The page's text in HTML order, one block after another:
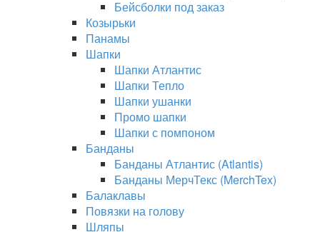
Бейсболки под заказ
Козырьки
Панамы
Шапки
Шапки Атлантис
Шапки Тепло
Шапки ушанки
Промо шапки
Шапки с помпоном
Банданы
Банданы Атлантис (Atlantis)
Банданы МерчТекс (MerchTex)
Балаклавы
Повязки на голову
Шляпы